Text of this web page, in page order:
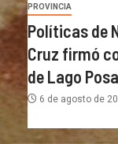
PROVINCIA
Políticas de
Cruz firmó
de Lago
6 de agosto de